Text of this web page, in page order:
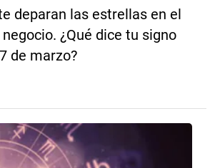
deparan las estrellas en el
¿Qué dice tu signo
de marzo?